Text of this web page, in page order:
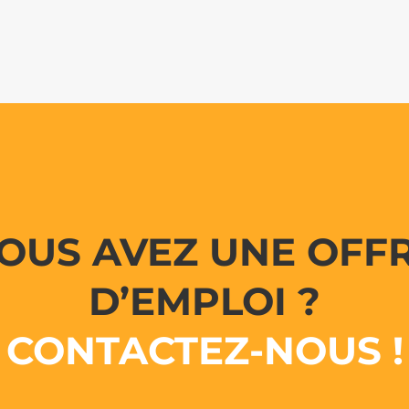
AVEZ UNE
D’EMPLOI ?
CONTACTEZ-NOUS !